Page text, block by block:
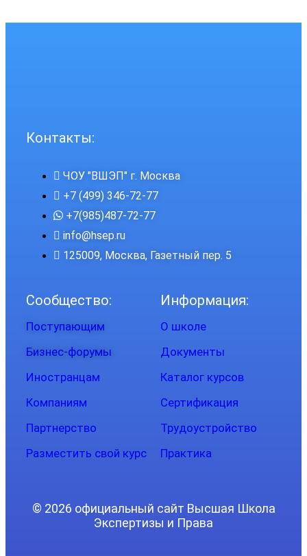
Контакты:
ЧОУ "ВШЭП" г. Москва
+7 (499) 346-72-77
+7(985)487-72-77
info@hsep.ru
125009, Москва, Газетный пер. 5
Сообщество:
Поступающим
Бизнес-форумы
Иностранцам
Компаниям
Партнерство
Разместить свой курс
Информация:
О школе
Документы
Каталог курсов
Сертификация
Трудоустройство
Практика
© 2026 официальный сайт Высшая Школа
Экспертизы и Права